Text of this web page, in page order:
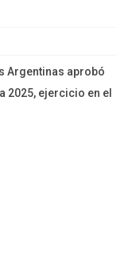
Argentinas aprobó
2025, ejercicio en el